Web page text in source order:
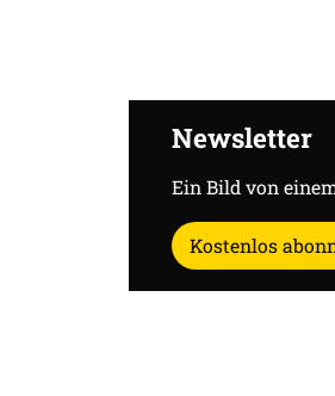
Newsletter
Ein Bild von
Kostenlos